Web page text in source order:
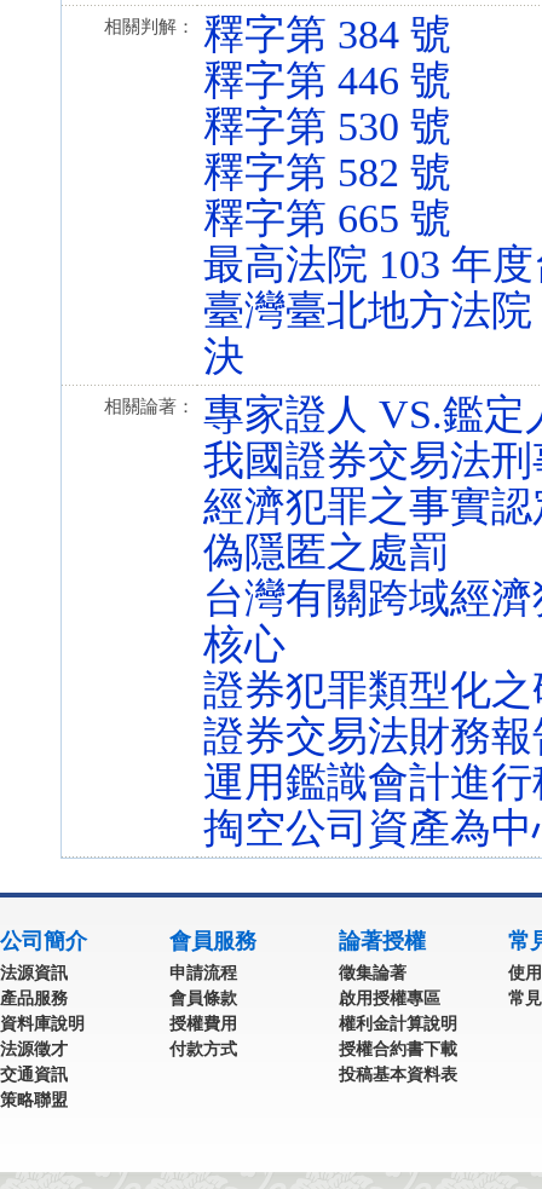
相關判解：
釋字第 384 號
釋字第 446 號
釋字第 530 號
釋字第 582 號
釋字第 665 號
最高法院 103 年
臺灣臺北地方法
決
相關論著：
專家證人 VS.鑑
我國證券交易法
經濟犯罪之事實
偽隱匿之處罰
台灣有關跨域經
核心
證券犯罪類型化
證券交易法財務
運用鑑識會計進
掏空公司資產為中
公司簡介
法源資訊
產品服務
資料庫說明
法源徵才
交通資訊
策略聯盟
會員服務
申請流程
會員條款
授權費用
付款方式
論著授權
徵集論著
啟用授權專區
權利金計算說明
授權合約書下載
投稿基本資料表
常
使
常